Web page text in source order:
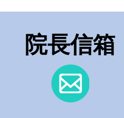
院長信箱